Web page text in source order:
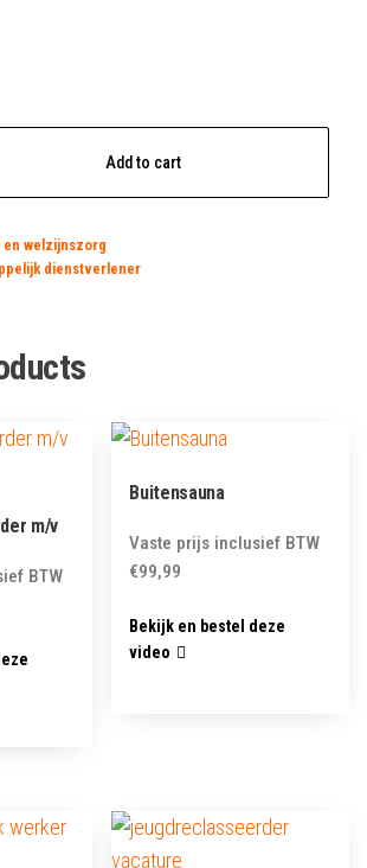
Add to cart
en welzijnszorg
dienstverlener
m/v
BTW
Buitensauna
Vaste prijs inclusief BTW
€99,99
Bekijk en bestel deze
video